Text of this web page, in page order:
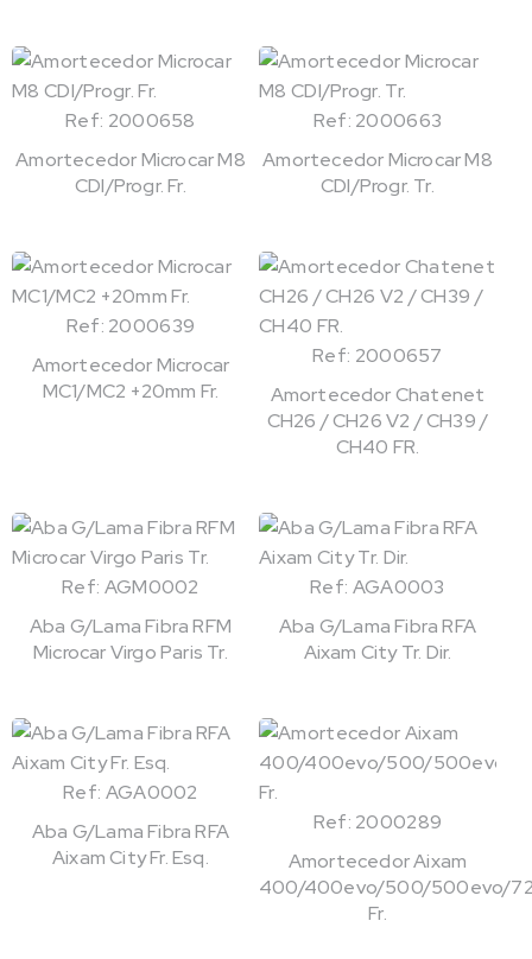
Ref: 2000658
Amortecedor Microcar M8
CDI/Progr. Fr.
Ref: 2000663
Amortecedor Microcar M8
CDI/Progr. Tr.
Ref: 2000639
Amortecedor Microcar
MC1/MC2 +20mm Fr.
Ref: 2000657
Amortecedor Chatenet
CH26 / CH26 V2 / CH39 /
CH40 FR.
Ref: AGM0002
Aba G/Lama Fibra RFM
Microcar Virgo Paris Tr.
Ref: AGA0003
Aba G/Lama Fibra RFA
Aixam City Tr. Dir.
Ref: AGA0002
Aba G/Lama Fibra RFA
Aixam City Fr. Esq.
Ref: 2000289
Amortecedor Aixam
400/400evo/500/500evo/
Fr.